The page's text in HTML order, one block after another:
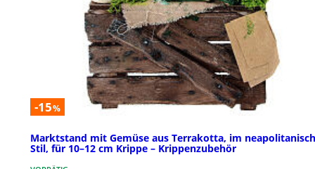
-15%
Marktstand mit Gemüse aus Terrakotta, im
Stil, für 10–12 cm Krippe – Krippenzubehör